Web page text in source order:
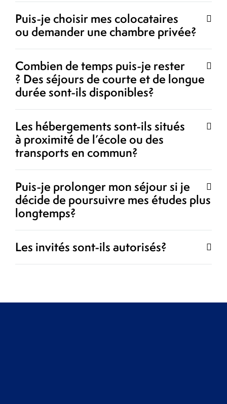
Puis-je choisir mes colocataires
ou demander une chambre privée?
Combien de temps puis-je rester
? Des séjours de courte et de longue
durée sont-ils disponibles?
Les hébergements sont-ils situés
à proximité de l’école ou des
transports en commun?
Puis-je prolonger mon séjour si je
décide de poursuivre mes études plus
longtemps?
Les invités sont-ils autorisés?